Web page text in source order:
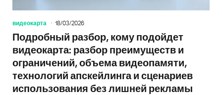
видеокарта 18/03/2026
Подробный разбор, кому подойдет
видеокарта: разбор преимуществ и
ограничений, объема видеопамяти,
технологий апскейлинга и сценариев
использования без лишней рекламы